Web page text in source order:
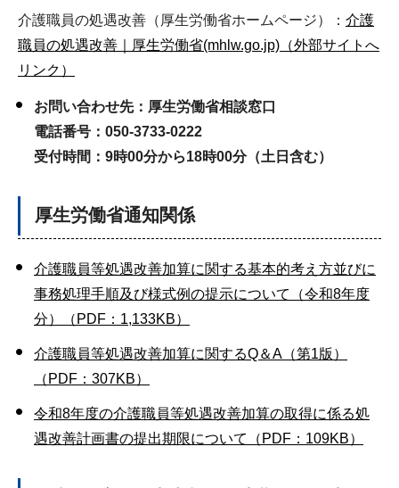
介護職員の処遇改善（厚生労働省ホームページ）： 介護
職員の処遇改善｜厚生労働省(mhlw.go.jp)（外部サイトへ
リンク）
お問い合わせ先：厚生労働省相談窓口
電話番号：050-3733-0222
受付時間：9時00分から18時00分（土日含む）
厚生労働省通知関係
介護職員等処遇改善加算に関する基本的考え方並びに
事務処理手順及び様式例の提示について（令和8年度
分）（PDF：1,133KB）
介護職員等処遇改善加算に関するQ＆A（第1版）
（PDF：307KB）
令和8年度の介護職員等処遇改善加算の取得に係る処
遇改善計画書の提出期限について（PDF：109KB）